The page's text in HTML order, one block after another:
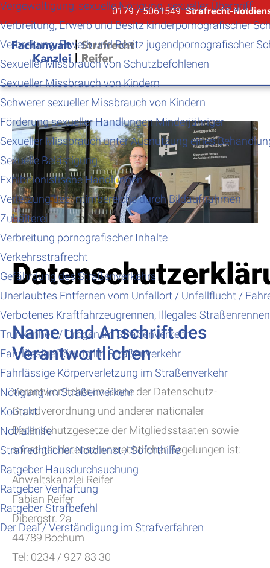
0179 / 5061549 Strafrecht-
Vergewaltigung, sexuelle Nötigung, sexueller Übergriff
Verbreitung, Erwerb und Besitz kinderpornografischer
Verbreitung, Erwerb und Besitz jugendpornografischer
Sexueller Missbrauch von Schutzbefohlenen
Sexueller Missbrauch von Kindern
Schwerer sexueller Missbrauch von Kindern
Förderung sexueller Handlungen Minderjähriger
Sexueller Missbrauch unter Ausnutzung eines
Sexuelle Belästigung
Exhibitionistische Handlungen
Verletzung des Intimbereichs durch Bildaufnahmen
Zuhälterei
Verbreitung pornografischer Inhalte
Verkehrsstrafrecht
Gefährdung des Straßenverkehrs
Unerlaubtes Entfernen vom Unfallort / Unfallflucht /
Verbotenes Kraftfahrzeugrennen, Illegales
Trunkenheit / Drogen im Straßenverkehr
Fahrlässige Tötung im Straßenverkehr
Fahrlässige Körperverletzung im Straßenverkehr
Nötigung im Straßenverkehr
Kontakt
Notfallhilfe
Strafrechtlicher Notdienst / Soforthilfe
Ratgeber Hausdurchsuchung
Ratgeber Verhaftung
Ratgeber Strafbefehl
Der Deal / Verständigung im Strafverfahren
Name und Anschrift des
Verantwortlichen
Verantwortlicher im Sinne der Datenschutz-
Grundverordnung und anderer nationaler
Datenschutzgesetze der Mitgliedsstaaten sowie
sonstiger datenschutzrechtlicher Regelungen ist:
Anwaltskanzlei Reifer
Fabian Reifer
Dibergstr. 2a
44789 Bochum
Tel: 0234 / 927 83 30